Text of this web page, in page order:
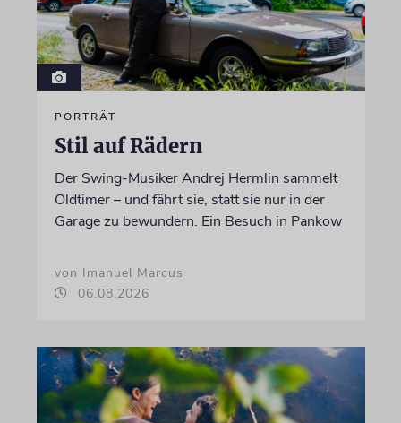
PORTRÄT
Stil auf Rädern
Der Swing-Musiker Andrej Hermlin sammelt
Oldtimer – und fährt sie, statt sie nur in der
Garage zu bewundern. Ein Besuch in Pankow
von Imanuel Marcus
06.08.2026